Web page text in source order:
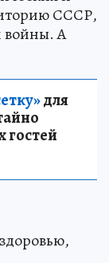
СССР,
войны. А
для
гостей